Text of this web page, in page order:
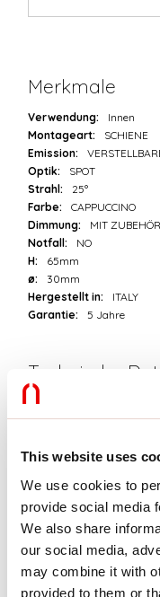
This website uses
We use cookies to
provide social media
We also share
our social media,
may combine it with
provided to them or
Merkmale
Verwendung:
Innen
Montageart:
SCHIENE
Emission:
Optik:
SPOT
Strahl:
25°
Farbe:
CAPPUCCINO
Dimmung:
MIT ZUBEHÖR
Notfall:
NO
H:
65mm
ø:
30mm
Hergestellt in:
ITALY
Garantie:
5 Jahre
Technische
Eingangsleistung der
Lichtstrom der Leuchte:
Isolationsklasse:
III
SELV:
Sì
Quelle
Lichtquelle:
LED